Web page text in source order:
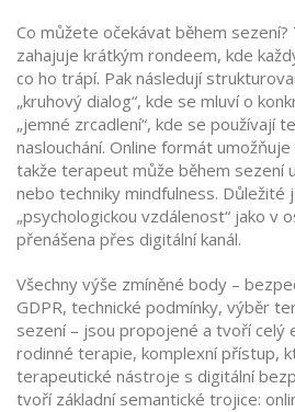
Co můžete očekávat během
zahajuje krátkým rondeem, kde
co ho trápí. Pak následují
„kruhový dialog“, kde se mluví o
„jemné zrcadlení“, kde se používají
naslouchání. Online formát
takže terapeut může během sezení
nebo techniky mindfulness. Důležité
„psychologickou vzdálenost“ jako v
přenášena přes digitální kanál.
Všechny výše zmíněné body –
GDPR, technické podmínky, výběr
sezení – jsou propojené a tvoří celý
rodinné terapie, komplexní přístup,
terapeutické nástroje s digitální
tvoří základní semantické trojice: